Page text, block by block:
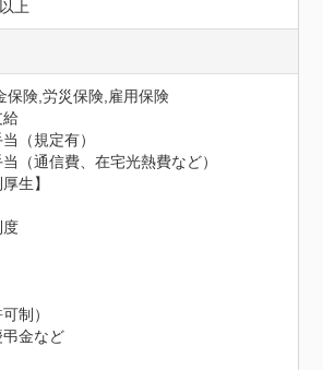
上
保険,労災保険,雇用保険
（規定有）
（通信費、在宅光熱費など）
生】
度
制）
弔金など